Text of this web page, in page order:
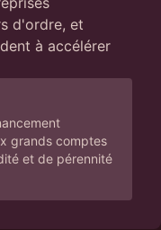
d'ordre, et
à accélérer
grands comptes
et de pérennité